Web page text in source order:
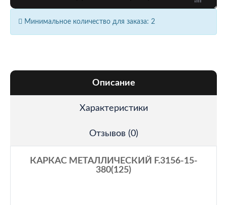
Минимальное количество для заказа: 2
Описание
Характеристики
Отзывов (0)
КАРКАС МЕТАЛЛИЧЕСКИЙ F.3156-15-
380(125)